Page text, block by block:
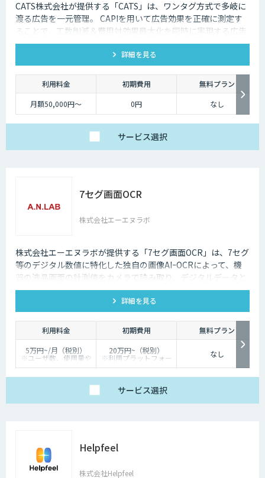
CATS株式会社が提供する「CATS」は、ワンタグ方式で多岐に
渡る広告を一元管理。 CAPIを用いて広告効果を正確に測定す
ることで、工数削減＆費用対効果最大化を同時に実現する広告
プラットフォームです。
詳細を見る
利用料金 初期費用
無料プラン
月額50,000円〜
0円 なし
サービス選択
7セグ画面OCR
株式会社エーエヌラボ
株式会社エーエヌラボが提供する「7セグ画面OCR」は、7セグ
等のデジタル数値に特化した独自の画像AIｰOCRによって、機
器の液晶画面の計測値をカメラで読み取り、デジタルデータと
して記録するサービスです
詳細を見る
利用料金 初期費用
無料プラン
5万円~/月（税別）
※ユーザ数、使用量や
カスタマイズ要望に応
20万円~（税別）
※利用プラットフォー
ムや必要なチューニン
なし
サービス選択
Helpfeel
株式会社Helpfeel